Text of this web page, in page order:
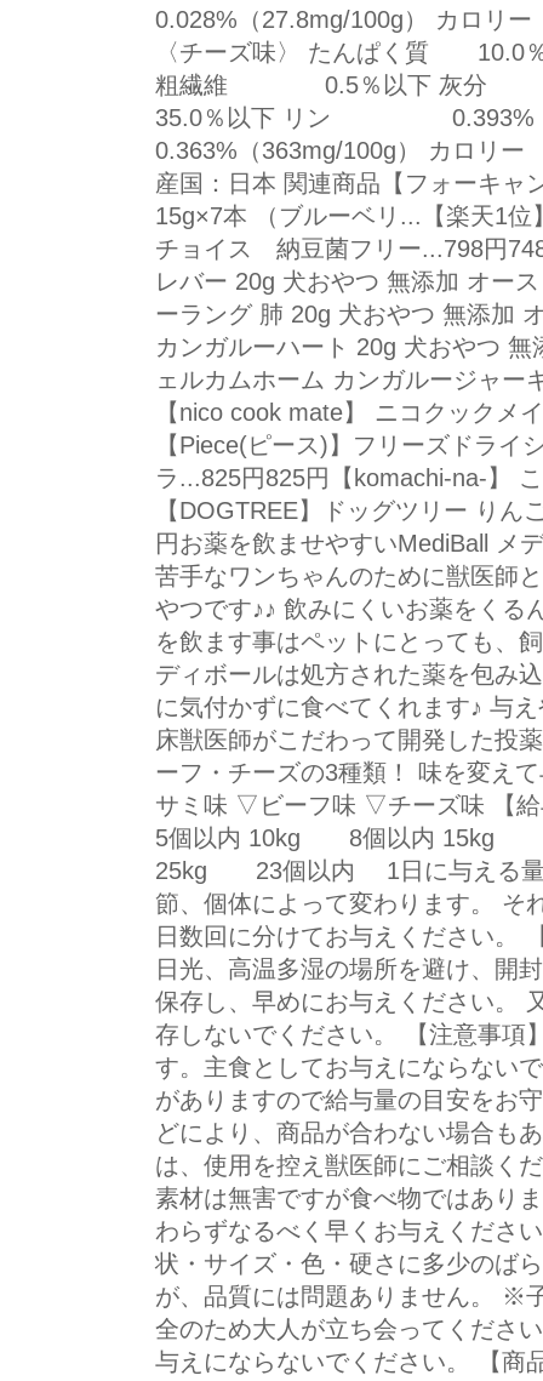
0.028%（27.8mg/100g） カロ
〈チーズ味〉 たんぱく質
粗繊維 0.5％以下
35.0％以下 リン 0.393%（
0.363%（363mg/100g） カロ
産国：日本 関連商品【フォーキャ
15g×7本 （ブルーベリ...【楽天1
チョイス 納豆菌フリー...798円
レバー 20g 犬おやつ 無添加 オー
ーラング 肺 20g 犬おやつ 無添加
カンガルーハート 20g 犬おやつ
ェルカムホーム カンガルージャー
【nico cook mate】 ニコクック
【Piece(ピース)】フリーズドラ
ラ...825円825円【komachi-na-
【DOGTREE】ドッグツリー り
円お薬を飲ませやすいMediBall メ
苦手なワンちゃんのために獣医師
やつです♪♪ 飲みにくいお薬をく
を飲ます事はペットにとっても、
ディボールは処方された薬を包み
に気付かずに食べてくれます♪ 与
床獣医師がこだわって開発した投
ーフ・チーズの3種類！ 味を変え
サミ味 ▽ビーフ味 ▽チーズ味
5個以内 10kg 8個以内 15kg
25kg 23個以内 1日に与える量
節、個体によって変わります。 そ
日数回に分けてお与えください。
日光、高温多湿の場所を避け、開
保存し、早めにお与えください。
存しないでください。 【注意事
す。主食としてお与えにならない
がありますので給与量の目安をお
どにより、商品が合わない場合
は、使用を控え獣医師にご相談く
素材は無害ですが食べ物ではあ
わらずなるべく早くお与えくださ
状・サイズ・色・硬さに多少の
が、品質には問題ありません。 ※
全のため大人が立ち会ってくださ
与えにならないでください。 【商